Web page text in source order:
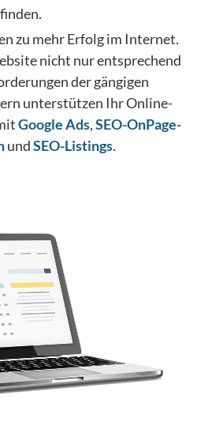
finden.
zu mehr Erfolg im Internet.
nicht nur entsprechend
der gängigen
unterstützen Ihr Online-
Google Ads,SEO-OnPage-
undSEO-Listings.